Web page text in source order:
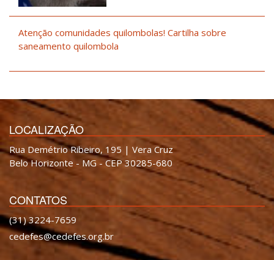
Atenção comunidades quilombolas! Cartilha sobre
saneamento quilombola
LOCALIZAÇÃO
Rua Demétrio Ribeiro, 195 | Vera Cruz
Belo Horizonte - MG - CEP 30285-680
CONTATOS
(31) 3224-7659
cedefes@cedefes.org.br